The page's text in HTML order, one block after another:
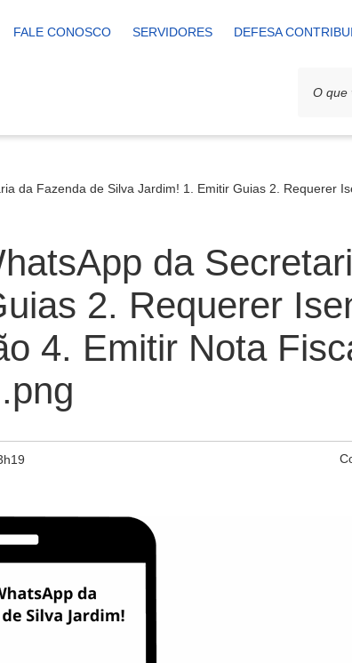
FALE CONOSCO SERVIDORES DEFESA
da Fazenda de Silva Jardim! 1. Emitir Guias 2.
da
2. Requerer
4. Emitir Nota